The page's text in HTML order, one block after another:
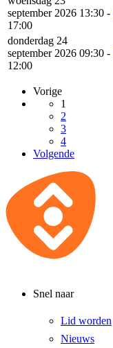
september 2026 13:30 -
17:00
donderdag 24
september 2026 09:30 -
12:00
Vorige
1
2
3
4
Volgende
Snel naar
Lid worden
Nieuws